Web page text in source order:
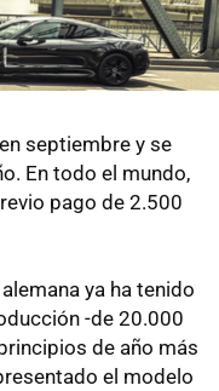
septiembre y se
En todo el mundo,
pago de 2.500
ya ha tenido
-de 20.000
de año más
el modelo